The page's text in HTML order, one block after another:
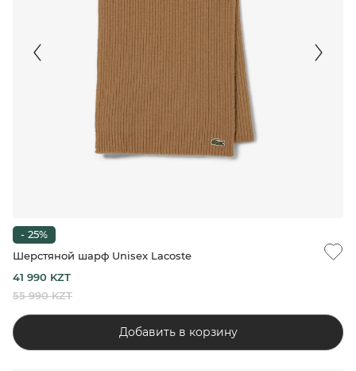
- 25%
Шерстяной шарф Unisex Lacoste
41 990 KZT
55 990 KZT
Добавить в корзину